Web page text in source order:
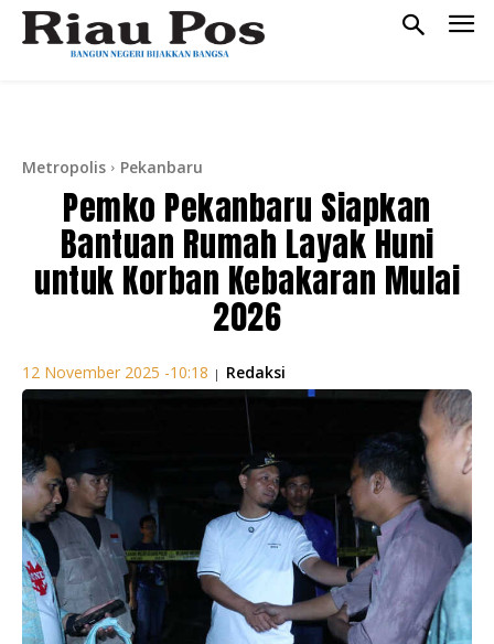
Metropolis Pekanbaru
Pemko Pekanbaru Siapkan
Bantuan Rumah Layak Huni
untuk Korban Kebakaran Mulai
2026
12 November 2025 -10:18 | Redaksi